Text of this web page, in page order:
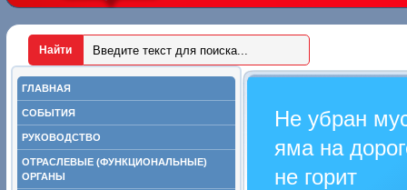
ГЛАВНАЯ
СОБЫТИЯ
РУКОВОДСТВО
ОТРАСЛЕВЫЕ (ФУНКЦИОНАЛЬНЫЕ)
ОРГАНЫ
Не убран
яма на
не горит